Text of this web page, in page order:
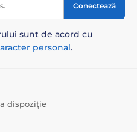
pitic
cm - Bichon, Basset,
Beagle
păr scurt austriac
pentru rase medii-
- 50 cm - Staffordshire
Conectează
sunt de acord cu
personal.
dispoziție